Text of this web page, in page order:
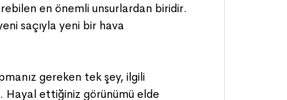
en önemli unsurlardan biridir.
saçıyla yeni bir hava
gereken tek şey, ilgili
Hayal ettiğiniz görünümü elde